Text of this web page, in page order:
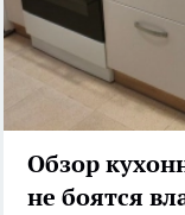
Обзор
не боятся